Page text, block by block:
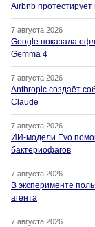
Airbnb
7 августа 2026
Google показала
Gemma 4
7 августа 2026
Anthropic создаёт
Claude
7 августа 2026
ИИ-модели Evo
бактериофагов
7 августа 2026
В эксперименте
агента
7 августа 2026